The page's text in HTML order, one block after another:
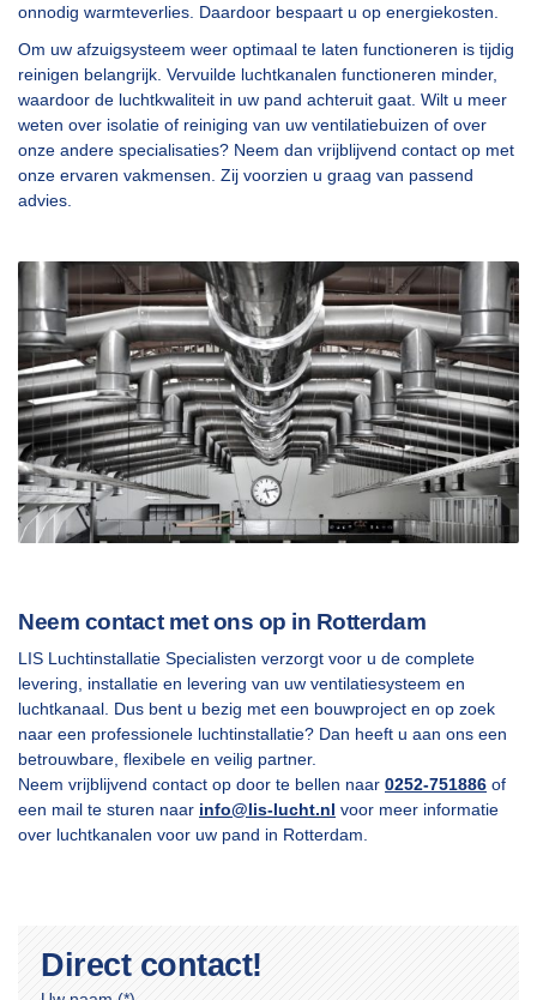
onnodig warmteverlies. Daardoor bespaart u op energiekosten.
Om uw afzuigsysteem weer optimaal te laten functioneren is tijdig
reinigen belangrijk. Vervuilde luchtkanalen functioneren minder,
waardoor de luchtkwaliteit in uw pand achteruit gaat. Wilt u meer
weten over isolatie of reiniging van uw ventilatiebuizen of over
onze andere specialisaties? Neem dan vrijblijvend contact op met
onze ervaren vakmensen. Zij voorzien u graag van passend
advies.
Neem contact met ons op in Rotterdam
LIS Luchtinstallatie Specialisten verzorgt voor u de complete
levering, installatie en levering van uw ventilatiesysteem en
luchtkanaal. Dus bent u bezig met een bouwproject en op zoek
naar een professionele luchtinstallatie? Dan heeft u aan ons een
betrouwbare, flexibele en veilig partner.
Neem vrijblijvend contact op door te bellen naar 0252-751886 of
een mail te sturen naar info@lis-lucht.nl voor meer informatie
over luchtkanalen voor uw pand in Rotterdam.
Direct contact!